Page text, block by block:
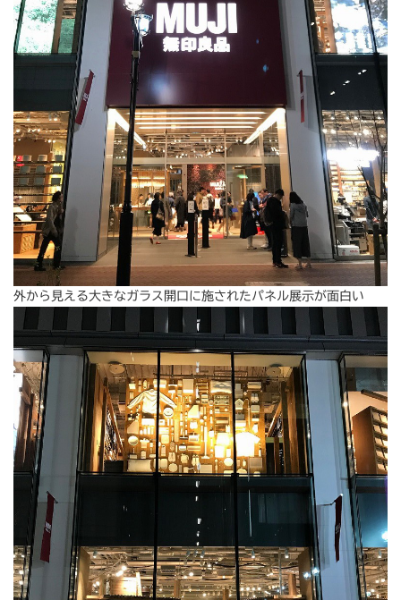
外から見える大きなガラス開口に施されたパネル展示が面白い